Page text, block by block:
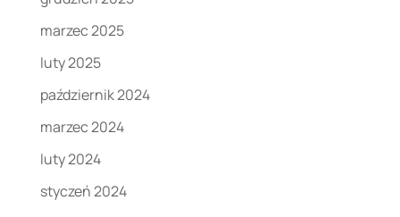
marzec 2025
luty 2025
październik 2024
marzec 2024
luty 2024
styczeń 2024